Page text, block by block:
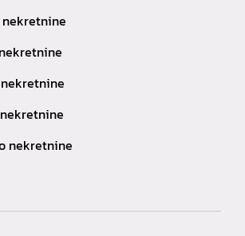
nekretnine
nekretnine